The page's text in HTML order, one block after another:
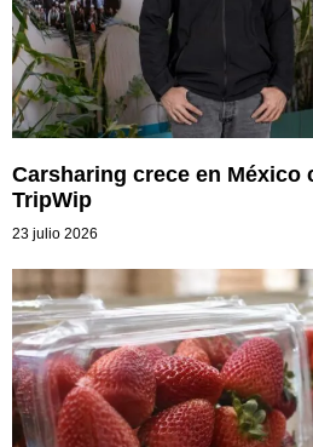
Carsharing crece en México
TripWip
23 julio 2026